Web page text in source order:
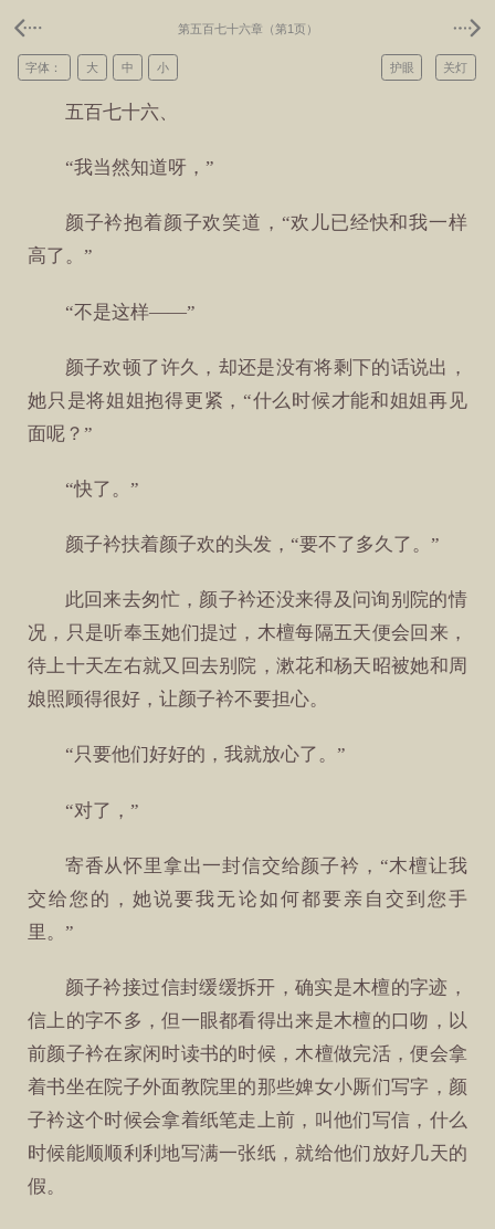
第五百七十六章（第1页）
关灯
护眼
字体： 大 中 小
五百七十六、
“我当然知道呀，”
颜子衿抱着颜子欢笑道，“欢儿已经快和我一样
高了。”
“不是这样——”
颜子欢顿了许久，却还是没有将剩下的话说出，
她只是将姐姐抱得更紧，“什么时候才能和姐姐再见
面呢？”
“快了。”
颜子衿扶着颜子欢的头发，“要不了多久了。”
此回来去匆忙，颜子衿还没来得及问询别院的情
况，只是听奉玉她们提过，木檀每隔五天便会回来，
待上十天左右就又回去别院，漱花和杨天昭被她和周
娘照顾得很好，让颜子衿不要担心。
“只要他们好好的，我就放心了。”
“对了，”
寄香从怀里拿出一封信交给颜子衿，“木檀让我
交给您的，她说要我无论如何都要亲自交到您手
里。”
颜子衿接过信封缓缓拆开，确实是木檀的字迹，
信上的字不多，但一眼都看得出来是木檀的口吻，以
前颜子衿在家闲时读书的时候，木檀做完活，便会拿
着书坐在院子外面教院里的那些婢女小厮们写字，颜
子衿这个时候会拿着纸笔走上前，叫他们写信，什么
时候能顺顺利利地写满一张纸，就给他们放好几天的
假。